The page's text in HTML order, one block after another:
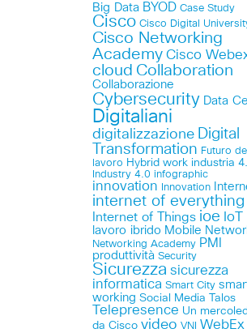
Big Data BYOD Case Study
Cisco Cisco Digital
Cisco Networking
Academy Cisco
cloud Collaboration
Collaborazione
Cybersecurity Data
Digitaliani
digitalizzazione
Digital
Transformation Futuro
lavoro Hybrid work industria
Industry 4.0 infographic
innovation Innovation
internet of everything
Internet of Things ioe IoT
lavoro ibrido Mobile
Networking Academy PMI
produttività Security
Sicurezza sicurezza
informatica Smart City
working Social Media Talos
Telepresence Un
da Cisco video VNI WebEx